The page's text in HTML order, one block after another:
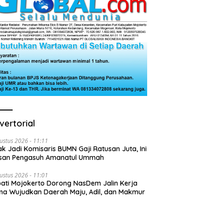
2026 - 11:11
Jadi Komisaris BUMN Gaji Ratusan Juta, Ini
Pengasuh Amanatul Ummah
2026 - 11:01
Mojokerto Dorong NasDem Jalin Kerja
Wujudkan Daerah Maju, Adil, dan Makmur